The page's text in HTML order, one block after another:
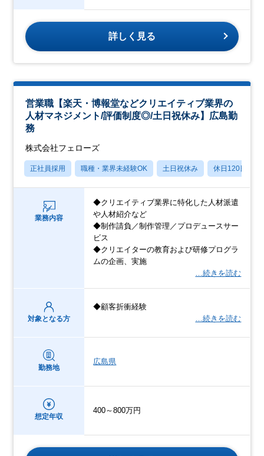
詳しく見る
営業職【楽天・博報堂などクリエイティブ業界の
人材マネジメント/評価制度◎/土日祝休み】広島勤
務
株式会社フェローズ
正社員採用 職種・業界未経験OK 土日祝休み 休日120日以上
業務内容
◆クリエイティブ業界に特化した人材派遣
や人材紹介など
◆制作請負／制作管理／プロデュースサー
ビス
◆クリエイターの教育および研修プログラ
ムの企画、実施
…続きを読む
対象となる方
◆顧客折衝経験
…続きを読む
勤務地
広島県
想定年収
400～800万円